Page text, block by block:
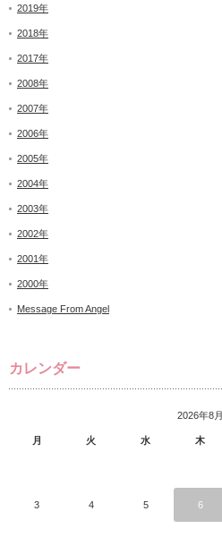
2019年
2018年
2017年
2008年
2007年
2006年
2005年
2004年
2003年
2002年
2001年
2000年
Message From Angel
カレンダー
2026年8月
月 火 水 木
3 4 5 6